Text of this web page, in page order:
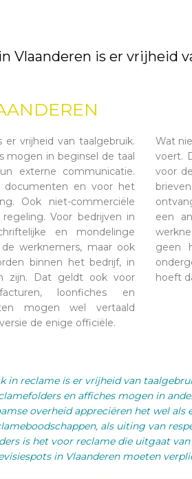
Vlaanderen is er vrijheid
vrijheid van taalgebruik.
mogen in beginsel de taal
externe communicatie.
documenten en voor het
Ook niet-commerciële
Voor bedrijven in
en mondelinge
werknemers, maar ook
binnen het bedrijf, in
zijn. Dat geldt ook voor
loonfiches en
mogen wel vertaald
de enige officiële.
Wat
voert.
voor
een
geen
hoeft
in reclame is er vrijheid van
en affiches mogen in
overheid appreciëren het wel
als uiting van
is het voor reclame die uitgaat
in Vlaanderen moeten